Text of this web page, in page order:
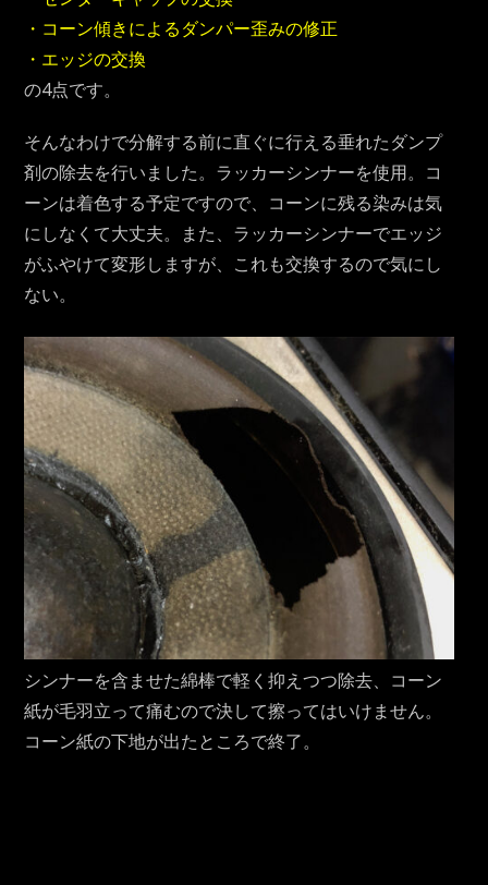
・コーン傾きによるダンパー歪みの修正
・エッジの交換
の4点です。
そんなわけで分解する前に直ぐに行える垂れたダンプ
剤の除去を行いました。ラッカーシンナーを使用。コ
ーンは着色する予定ですので、コーンに残る染みは気
にしなくて大丈夫。また、ラッカーシンナーでエッジ
がふやけて変形しますが、これも交換するので気にし
ない。
シンナーを含ませた綿棒で軽く抑えつつ除去、コーン
紙が毛羽立って痛むので決して擦ってはいけません。
コーン紙の下地が出たところで終了。